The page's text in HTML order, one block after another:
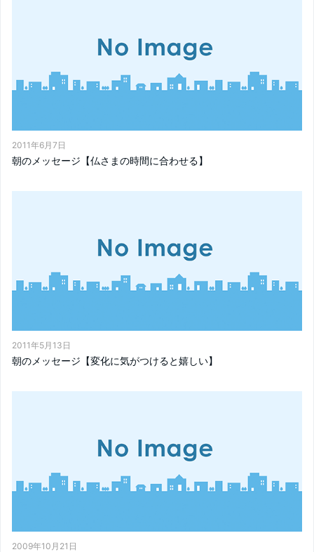
2011年6月7日
朝のメッセージ【仏さまの時間に合わせる】
2011年5月13日
朝のメッセージ【変化に気がつけると嬉しい】
2009年10月21日